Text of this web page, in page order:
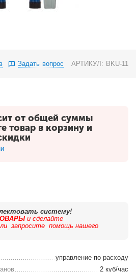
Задать вопрос АРТИКУЛ: BKU-11
от общей суммы
товар в корзину и
систему!
и сделайте
запросите помощь нашего
управление по расходу
2 куб/час